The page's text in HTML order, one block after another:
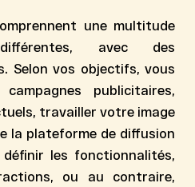
une multitude
avec des
Selon vos objectifs, vous
publicitaires,
travailler votre image
la plateforme de diffusion
définir les fonctionnalités,
ou au contraire,